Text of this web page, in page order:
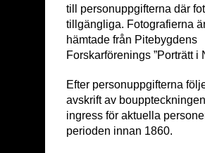
till personuppgifterna där
tillgängliga. Fotografierna
hämtade från Pitebygdens
Forskarförenings ”Porträtt i
Efter personuppgifterna
avskrift av
ingress för aktuella
perioden innan 1860.